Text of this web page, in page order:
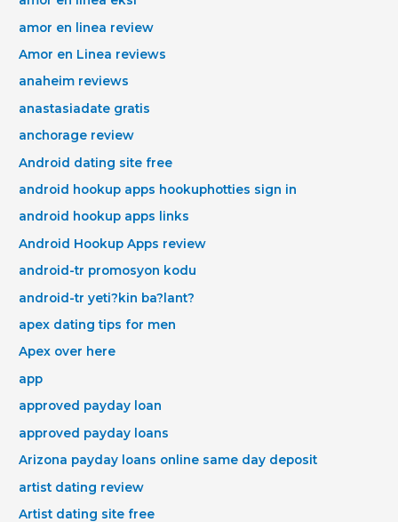
amor en linea review
Amor en Linea reviews
anaheim reviews
anastasiadate gratis
anchorage review
Android dating site free
android hookup apps hookuphotties sign in
android hookup apps links
Android Hookup Apps review
android-tr promosyon kodu
android-tr yeti?kin ba?lant?
apex dating tips for men
Apex over here
app
approved payday loan
approved payday loans
Arizona payday loans online same day deposit
artist dating review
Artist dating site free